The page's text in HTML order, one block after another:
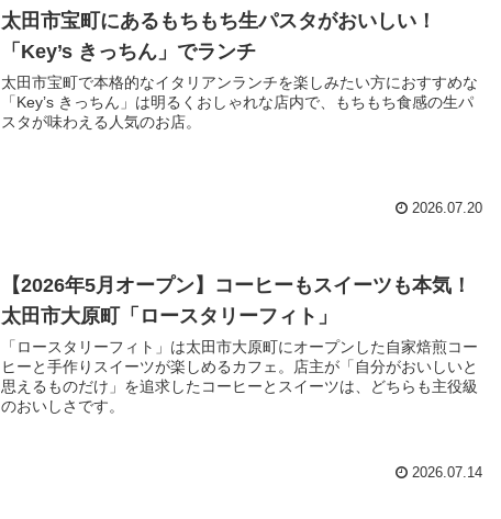
太田市宝町にあるもちもち生パスタがおいしい！
「Key’s きっちん」でランチ
太田市宝町で本格的なイタリアンランチを楽しみたい方におすすめな
「Key’s きっちん」は明るくおしゃれな店内で、もちもち食感の生パ
スタが味わえる人気のお店。
2026.07.20
【2026年5月オープン】コーヒーもスイーツも本気！
太田市大原町「ロースタリーフィト」
「ロースタリーフィト」は太田市大原町にオープンした自家焙煎コー
ヒーと手作りスイーツが楽しめるカフェ。店主が「自分がおいしいと
思えるものだけ」を追求したコーヒーとスイーツは、どちらも主役級
のおいしさです。
2026.07.14